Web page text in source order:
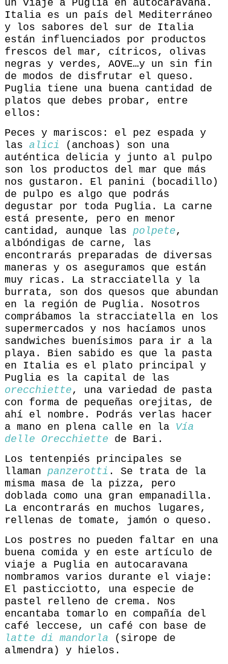
un viaje a Puglia en autocaravana.
Italia es un país del Mediterráneo
y los sabores del sur de Italia
están influenciados por productos
frescos del mar, cítricos, olivas
negras y verdes, AOVE…y un sin fin
de modos de disfrutar el queso.
Puglia tiene una buena cantidad de
platos que debes probar, entre
ellos:
Peces y mariscos: el pez espada y
las alici
(anchoas) son una
auténtica delicia y junto al pulpo
son los productos del mar que más
nos gustaron. El panini (bocadillo)
de pulpo es algo que podrás
degustar por toda Puglia. La carne
está presente, pero en menor
cantidad, aunque las polpete,
albóndigas de carne, las
encontrarás preparadas de diversas
maneras y os aseguramos que están
muy ricas. La stracciatella y la
burrata, son dos quesos que abundan
en la región de Puglia. Nosotros
comprábamos la stracciatella en los
supermercados y nos hacíamos unos
sandwiches buenísimos para ir a la
playa. Bien sabido es que la pasta
en Italia es el plato principal y
Puglia es la capital de las
orecchiette, una variedad de pasta
con forma de pequeñas orejitas, de
ahí el nombre. Podrás verlas hacer
a mano en plena calle en laVía
delle Orecchiette de Bari.
Los tentenpiés principales se
llaman panzerotti . Se trata de la
misma masa de la pizza, pero
doblada como una gran empanadilla.
La encontrarás en muchos lugares,
rellenas de tomate, jamón o queso.
Los postres no pueden faltar en una
buena comida y en este artículo de
viaje a Puglia en autocaravana
nombramos varios durante el viaje:
El pasticciotto, una especie de
pastel relleno de crema. Nos
encantaba tomarlo en compañía del
café leccese, un café con base de
latte di mandorla (sirope de
almendra) y hielos.